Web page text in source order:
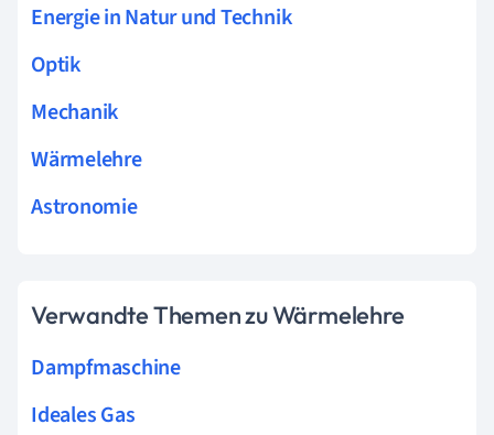
Energie in Natur und Technik
Optik
Mechanik
Wärmelehre
Astronomie
Verwandte Themen zu Wärmelehre
Dampfmaschine
Ideales Gas